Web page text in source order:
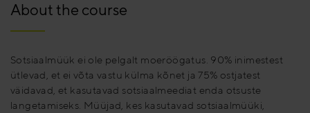
About the course
Sotsiaalmüük ei ole pelgalt moeröögatus. 90% inimestest
ütlevad, et ei võta vastu külma kõnet ja 75% ostjatest
väidavad, et kasutavad sotsiaalmeediat enda otsuste
langetamiseks. Müüjad, kes kasutavad sotsiaalmüüki,